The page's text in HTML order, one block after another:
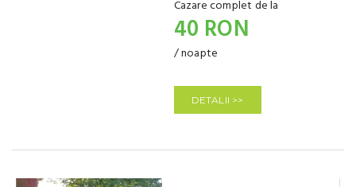
Cazare complet de la
40 RON
/ noapte
DETALII >>